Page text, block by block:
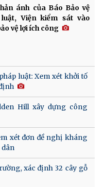
ánh của Báo Bảo vệ
Viện kiểm sát vào
vệ lợi ích công
luật: Xem xét khởi tố
Hill xây dựng công
xét đơn đề nghị kháng
dân
xác định 32 cây gỗ